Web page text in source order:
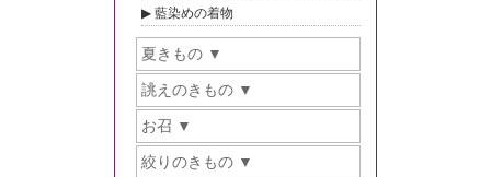
藍染めの着物
夏きもの
誂えのきもの
お召
絞りのきもの